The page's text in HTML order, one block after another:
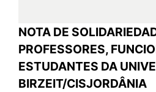
NOTA DE
PROFESSORES,
ESTUDANTES DA
BIRZEIT/CISJORDÂNIA